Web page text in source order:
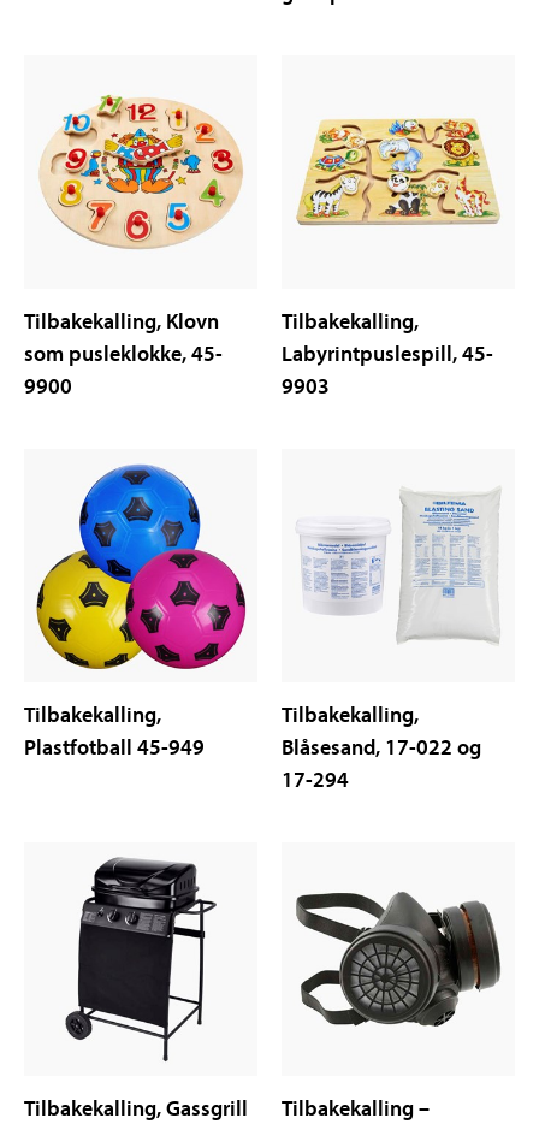
Tilbakekalling, Klovn
som pusleklokke, 45-
9900
Tilbakekalling,
Labyrintpuslespill, 45-
9903
Tilbakekalling,
Plastfotball 45-949
Tilbakekalling,
Blåsesand, 17-022 og
17-294
Tilbakekalling, Gassgrill
Tilbakekalling –